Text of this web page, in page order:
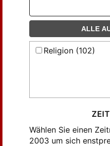
ALLE
Religion (102)
Wählen Sie einen
2003 um sich